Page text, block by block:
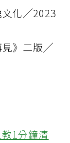
文化╱2023
見》二版╱
1分鐘清